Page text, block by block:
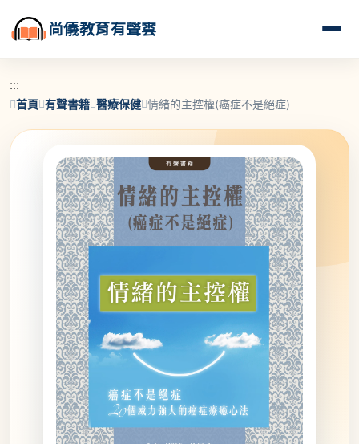
尚儀教育有聲雲
:::
首頁 有聲書籍 醫療保健 情緒的主控權(癌症不是絕症)